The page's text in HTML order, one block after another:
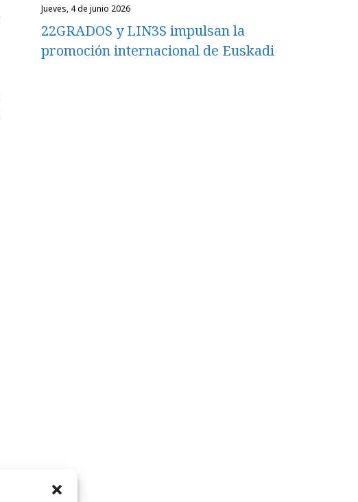
jueves, 4 de junio 2026
22GRADOS y LIN3S impulsan la
promoción internacional de Euskadi